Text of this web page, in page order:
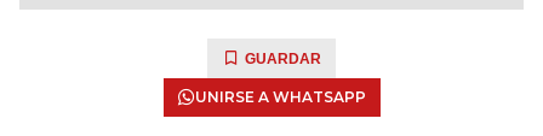
GUARDAR
UNIRSE A WHATSAPP